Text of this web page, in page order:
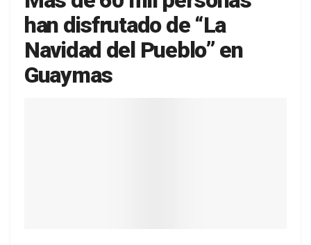
han disfrutado de “La
Navidad del Pueblo” en
Guaymas